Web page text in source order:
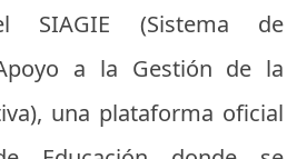
SIAGIE (Sistema de
a la Gestión de la
una plataforma oficial